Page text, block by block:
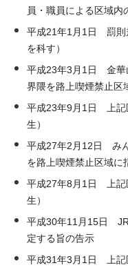
員・職員による区域内
平成21年1月1日 罰則
を科す）
平成23年3月1日 金華
界隈を路上喫煙禁止区
平成23年9月1日 上記
生）
平成27年2月12日 み
を路上喫煙禁止区域に
平成27年8月1日 上記
生）
平成30年11月15日
定する旨の告示
平成31年3月1日 上記